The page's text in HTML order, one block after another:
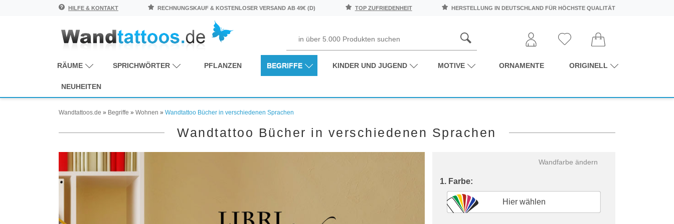
HILFE & KONTAKT RECHNUNGSKAUF & KOSTENLOSER VERSAND AB 49€ (D) TOP ZUFRIEDENHEIT HERSTELLUNG IN DEUTSCHLAND FÜR HÖCHSTE QUALITÄT
RÄUME SPRICHWÖRTER PFLANZEN BEGRIFFE KINDER UND JUGEND MOTIVE ORNAMENTE ORIGINELL
NEUHEITEN
Wandtattoos.de » Begriffe » Wohnen » Wandtattoo Bücher in verschiedenen Sprachen
Wandtattoo Bücher in verschiedenen Sprachen
Wandfarbe ändern
1. Farbe:
Hier wählen